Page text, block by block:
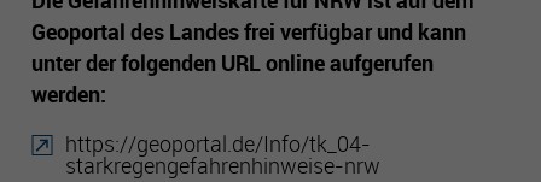
Geoportal des Landes frei verfügbar und kann
unter der folgenden URL online aufgerufen
werden:
https://geoportal.de/Info/tk_04-
starkregengefahrenhinweise-nrw